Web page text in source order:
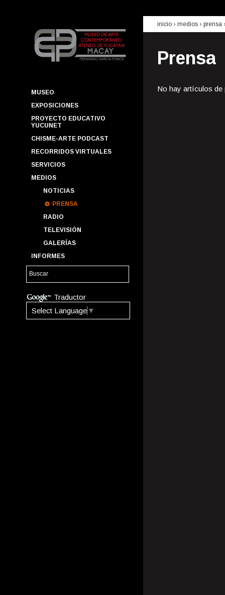
MUSEO
EXPOSICIONES
PROYECTO EDUCATIVO
YUCUNET
CHISME-ARTE PODCAST
RECORRIDOS VIRTUALES
SERVICIOS
MEDIOS
NOTICIAS
PRENSA
RADIO
TELEVISIÓN
GALERÍAS
INFORMES
Traductor
Select Language ▼
inicio › medios › prensa
Prensa
No hay artículos de